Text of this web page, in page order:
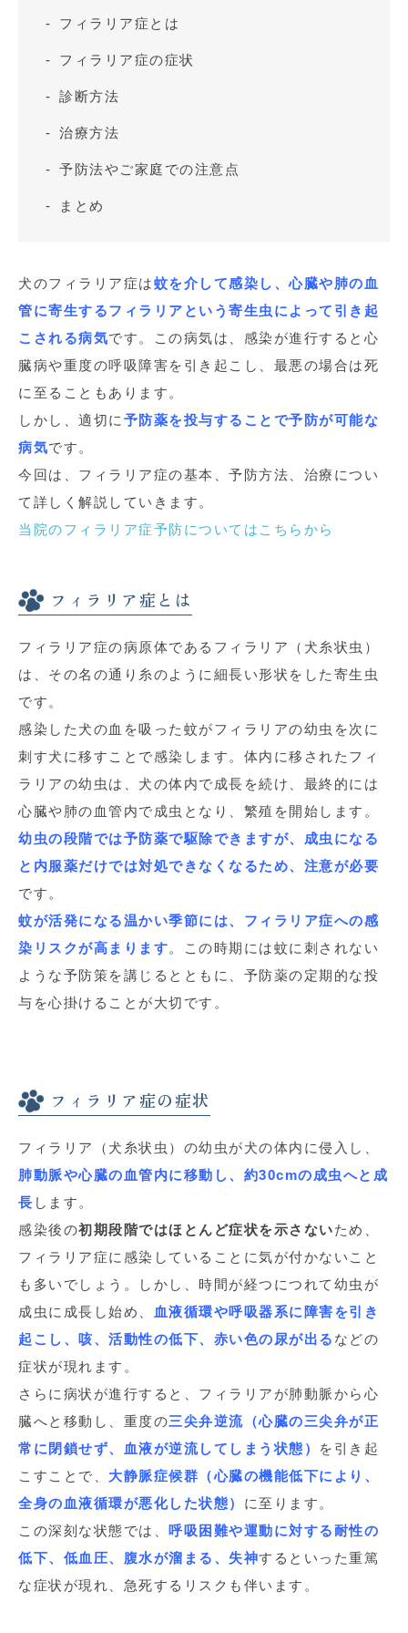
フィラリア症とは
フィラリア症の症状
診断方法
治療方法
予防法やご家庭での注意点
まとめ
犬のフィラリア症は蚊を介して感染し、心臓や肺の血
管に寄生するフィラリアという寄生虫によって引き起
こされる病気です。この病気は、感染が進行すると心
臓病や重度の呼吸障害を引き起こし、最悪の場合は死
に至ることもあります。
しかし、適切に予防薬を投与することで予防が可能な
病気です。
今回は、フィラリア症の基本、予防方法、治療につい
て詳しく解説していきます。
当院のフィラリア症予防についてはこちらから
フィラリア症とは
フィラリア症の病原体であるフィラリア（犬糸状虫）
は、その名の通り糸のように細長い形状をした寄生虫
です。
感染した犬の血を吸った蚊がフィラリアの幼虫を次に
刺す犬に移すことで感染します。体内に移された フィ
ラリアの幼虫は、犬の体内で成長を続け、最終的には
心臓や肺の血管内で成虫となり、繁殖を開始します。
幼虫の段階では予防薬で駆除できますが、成虫になる
と内服薬だけでは対処できなくなるため、 注意が必要
です。
蚊が活発になる温かい季節には、フィラリア症への感
染リスクが高まります。この時期には蚊に刺されない
ような予防策を講じるとともに、予防薬の定期的な投
与を心掛けることが大切です。
フィラリア症の症状
フィラリア（犬糸状虫）の幼虫が犬の体内に侵入し、
肺動脈や心臓の血管内に移動し、約30cmの成虫へと成
長 します。
感染後の初期段階ではほとんど症状を示さないため、
フィラリア症に感染して いることに気が付かないこと
も多いでしょう。しかし、時間が経つにつれて幼虫が
成虫に成長し始め、 血液循環や呼吸器系に障害を引き
起こし、咳、活動性の低下、赤い色の尿が出る などの
症状が現れます。
さらに病状が進行すると、フィラリアが肺動脈から心
臓へと移動し、重度の三尖弁逆流（心臓の三尖弁が正
常に閉鎖せず、血液が逆流してしまう状態）
を引き起
こすことで、 大静脈症候群（心臓の機能低下により、
全身の血液循環が悪化した状態） に至ります。
この深刻な状態では、 呼吸困難や運動に対する耐性の
低下、低血圧、腹水が溜まる、失神するといった重篤
な症状が現れ、急死するリスクも伴います。